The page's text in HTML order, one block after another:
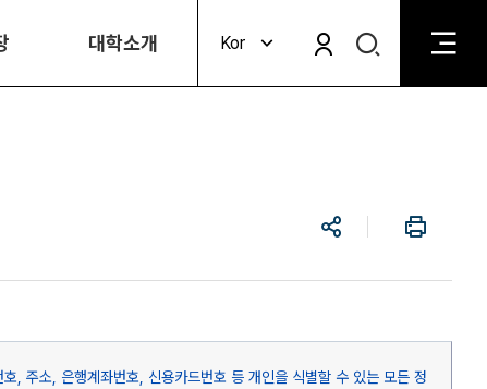
대학소개 Kor
검
비
공
인
쇄
, 주소, 은행계좌번호, 신용카드번호 등 개인을 식별할 수 있는 모든 정